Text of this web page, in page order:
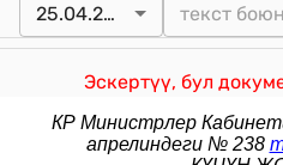
25.04.2025
Эскертүү, бул